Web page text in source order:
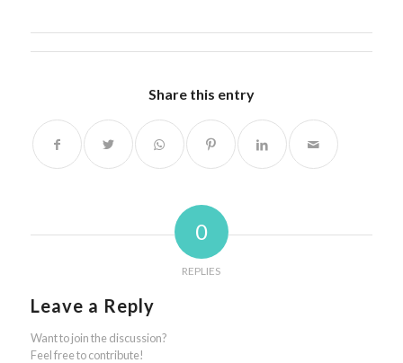
Share this entry
0
REPLIES
Leave a Reply
Want to join the discussion?
Feel free to contribute!